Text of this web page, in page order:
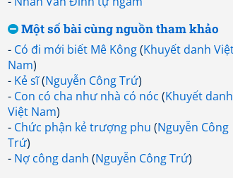
Một số bài cùng nguồn tham khảo
- Có đi mới biết Mê Kông(Khuyết danh
Nam)
- Kẻ sĩ(Nguyễn Công Trứ)
- Con có cha như nhà có nóc (Khuyết danh
Việt Nam)
- Chức phận kẻ trượng phu (Nguyễn Công
Trứ)
- Nợ công danh (Nguyễn Công Trứ)